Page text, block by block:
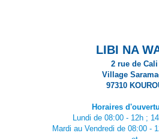
LIBI NA
2 rue de Cali
Village
97310
Horaires
Lundi de 08:00 - 12h ;
Mardi au Vendredi de08:00 -